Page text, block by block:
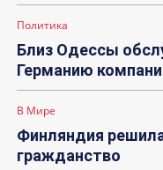
Политика
Близ Одессы
Германию
В Мире
Финляндия
гражданство